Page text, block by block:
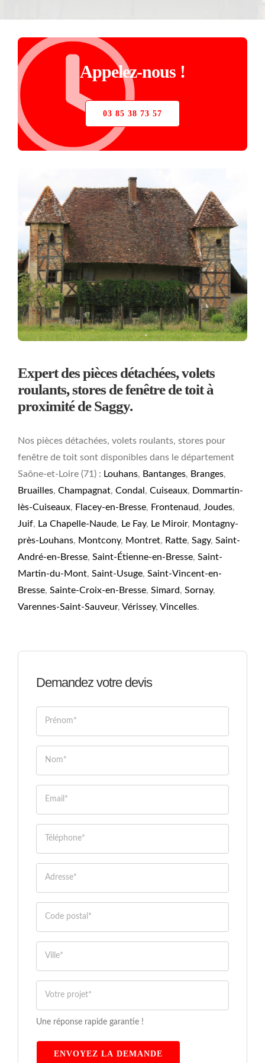
VERRIÈRE
PIÈCES DÉTACHÉES
Appelez-nous !
03 85 38 73 57
Expert des pièces détachées, volets
roulants, stores de fenêtre de toit à
proximité de Saggy.
Nos pièces détachées, volets roulants, stores pour
fenêtre de toit sont disponibles dans le département
Saône-et-Loire (71) : Louhans, Bantanges, Branges,
Bruailles, Champagnat, Condal , Cuiseaux, Dommartin-
lès-Cuiseaux, Flacey-en-Bresse, Frontenaud, Joudes,
Juif, La Chapelle-Naude, Le Fay, Le Miroir, Montagny-
près-Louhans, Montcony, Montret, Ratte, Sagy, Saint-
André-en-Bresse, Saint-Étienne-en-Bresse, Saint-
Martin-du-Mont, Saint-Usuge, Saint-Vincent-en-
Bresse, Sainte-Croix-en-Bresse, Simard, Sornay,
Varennes-Saint-Sauveur, Vérissey, Vincelles.
Demandez votre devis
Une réponse rapide garantie !
ENVOYEZ LA DEMANDE